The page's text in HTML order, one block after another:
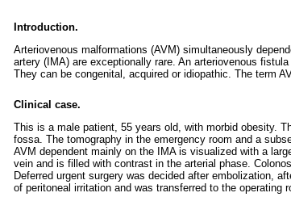
Introduction.
Arteriovenous malformations (AVM) simultaneously
artery (IMA) are exceptionally rare. An arteriovenous
They can be congenital, acquired or idiopathic. The term
Clinical case.
This is a male patient, 55 years old, with morbid obesity.
fossa. The tomography in the emergency room and a
AVM dependent mainly on the IMA is visualized with a
vein and is filled with contrast in the arterial phase.
Deferred urgent surgery was decided after embolization,
of peritoneal irritation and was transferred to the operating